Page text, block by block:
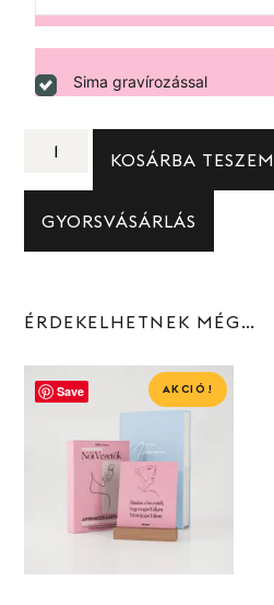
Sima gravírozással
KOSÁRBA TESZEM
GYORSVÁSÁRLÁS
ÉRDEKELHETNEK MÉG…
Save AKCIÓ!